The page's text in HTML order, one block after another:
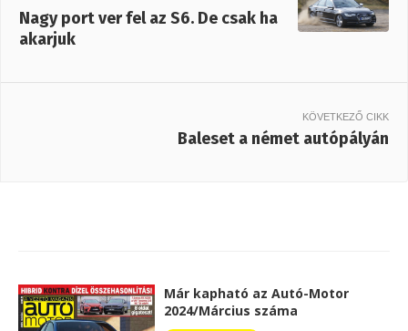
Nagy port ver fel az S6. De csak ha
akarjuk
KÖVETKEZŐ CIKK
Baleset a német autópályán
Már kapható az Autó-Motor
2024/Március száma